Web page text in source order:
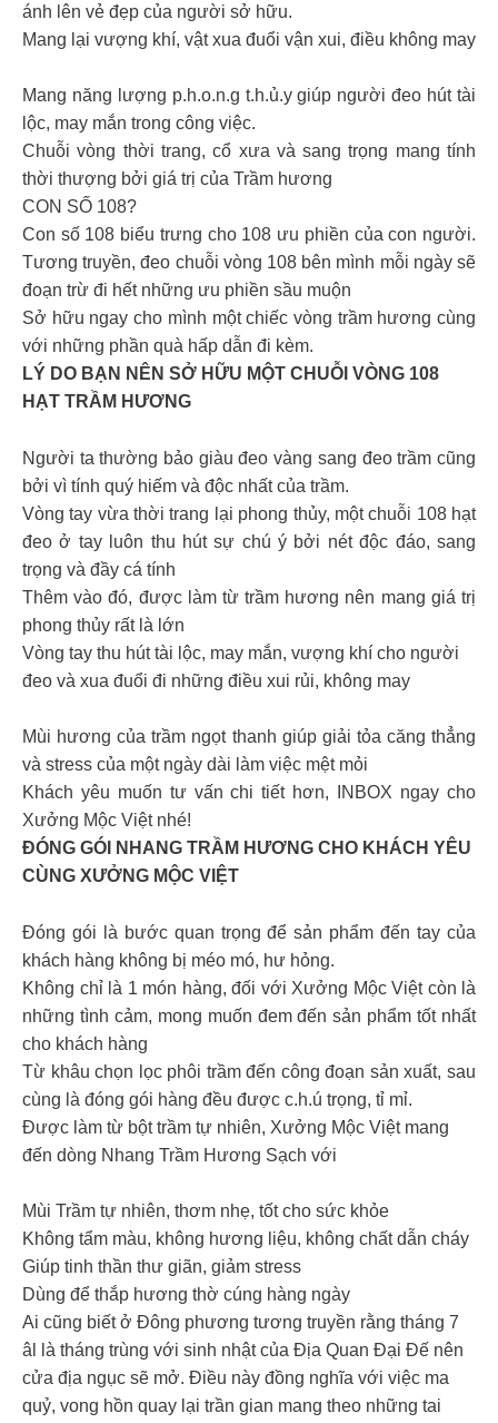
ánh lên vẻ đẹp của người sở hữu.
Mang lại vượng khí, vật xua đuổi vận xui, điều không may
Mang năng lượng p.h.o.n.g t.h.ủ.y giúp người đeo hút tài
lộc, may mắn trong công việc.
Chuỗi vòng thời trang, cổ xưa và sang trọng mang tính
thời thượng bởi giá trị của Trầm hương
CON SỐ 108?
Con số 108 biểu trưng cho 108 ưu phiền của con người.
Tương truyền, đeo chuỗi vòng 108 bên mình mỗi ngày sẽ
đoạn trừ đi hết những ưu phiền sầu muộn
Sở hữu ngay cho mình một chiếc vòng trầm hương cùng
với những phần quà hấp dẫn đi kèm.
LÝ DO BẠN NÊN SỞ HỮU MỘT CHUỖI VÒNG 108
HẠT TRẦM HƯƠNG
Người ta thường bảo giàu đeo vàng sang đeo trầm cũng
bởi vì tính quý hiếm và độc nhất của trầm.
Vòng tay vừa thời trang lại phong thủy, một chuỗi 108 hạt
đeo ở tay luôn thu hút sự chú ý bởi nét độc đáo, sang
trọng và đầy cá tính
Thêm vào đó, được làm từ trầm hương nên mang giá trị
phong thủy rất là lớn
Vòng tay thu hút tài lộc, may mắn, vượng khí cho người
đeo và xua đuổi đi những điều xui rủi, không may
Mùi hương của trầm ngọt thanh giúp giải tỏa căng thẳng
và stress của một ngày dài làm việc mệt mỏi
Khách yêu muốn tư vấn chi tiết hơn, INBOX ngay cho
Xưởng Mộc Việt nhé!
ĐÓNG GÓI NHANG TRẦM HƯƠNG CHO KHÁCH YÊU
CÙNG XƯỞNG MỘC VIỆT
Đóng gói là bước quan trọng để sản phẩm đến tay của
khách hàng không bị méo mó, hư hỏng.
Không chỉ là 1 món hàng, đối với Xưởng Mộc Việt còn là
những tình cảm, mong muốn đem đến sản phẩm tốt nhất
cho khách hàng
Từ khâu chọn lọc phôi trầm đến công đoạn sản xuất, sau
cùng là đóng gói hàng đều được c.h.ú trọng, tỉ mỉ.
Được làm từ bột trầm tự nhiên, Xưởng Mộc Việt mang
đến dòng Nhang Trầm Hương Sạch với
Mùi Trầm tự nhiên, thơm nhẹ, tốt cho sức khỏe
Không tẩm màu, không hương liệu, không chất dẫn cháy
Giúp tinh thần thư giãn, giảm stress
Dùng để thắp hương thờ cúng hàng ngày
Ai cũng biết ở Đông phương tương truyền rằng tháng 7
âl là tháng trùng với sinh nhật của Địa Quan Đại Đế nên
cửa địa ngục sẽ mở. Điều này đồng nghĩa với việc ma
quỷ, vong hồn quay lại trần gian mang theo những tai